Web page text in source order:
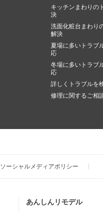
キッチンまわりの
決
洗面化粧台まわり
解決
夏場に多いトラブ
応
冬場に多いトラブ
応
詳しくトラブルを
修理に関するご相
ソーシャルメディアポリシー
あんしんリモデル